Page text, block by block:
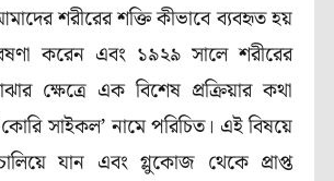
শরীরের শক্তি কীভাবে ব্যবহৃত হয়
করেন এবং ১৯২৯সালে শরীরের
ক্ষেত্রে এক বিশেষ প্রক্রিয়ার কথা
কোরি সাইকল’নামে পরিচিত। এই বিষয়ে
যান এবং গ্লুকোজ থেকে প্রাপ্ত